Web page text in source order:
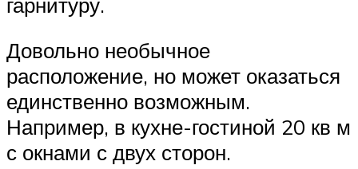
Довольно необычное
расположение, но может оказаться
единственно возможным.
Например, в кухне-гостиной 20 кв м
с окнами с двух сторон.